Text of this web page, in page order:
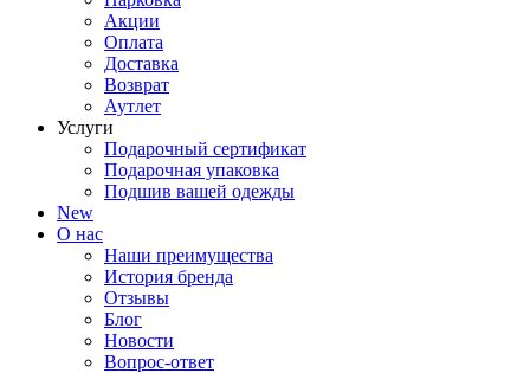
Акции
Оплата
Доставка
Возврат
Аутлет
Услуги
Подарочный сертификат
Подарочная упаковка
Подшив вашей одежды
New
О нас
Наши преимущества
История бренда
Отзывы
Блог
Новости
Вопрос-ответ